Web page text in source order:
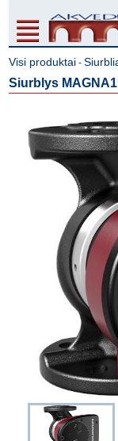
Visi produktai -
Siurblys